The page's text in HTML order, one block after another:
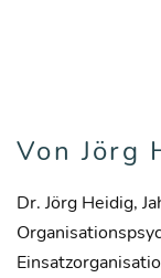
Von Jörg
Dr. Jörg Heidig,